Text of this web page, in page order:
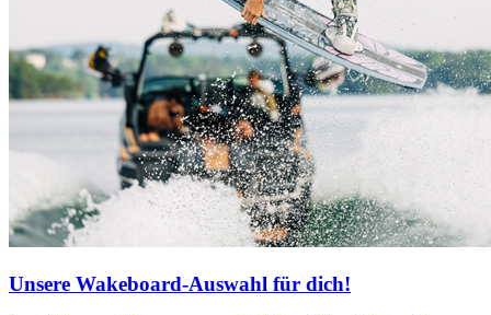
Unsere Wakeboard-Auswahl für dich!